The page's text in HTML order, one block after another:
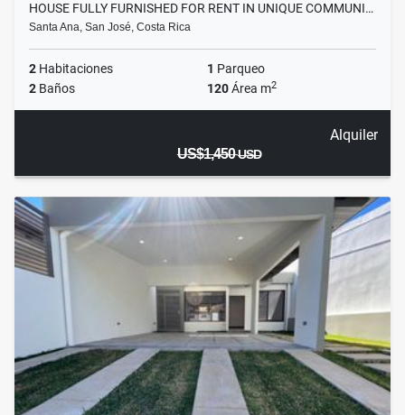
HOUSE FULLY FURNISHED FOR RENT IN UNIQUE COMMUNI…
Santa Ana, San José, Costa Rica
2 Habitaciones 1 Parqueo
2 Baños 120Área m2
Alquiler
US$1,450USD